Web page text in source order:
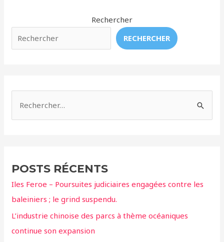
Rechercher
RECHERCHER
r
c
h
e
r
POSTS RÉCENTS
Iles Feroe – Poursuites judiciaires engagées contre les
baleiniers ; le grind suspendu.
L’industrie chinoise des parcs à thème océaniques
continue son expansion